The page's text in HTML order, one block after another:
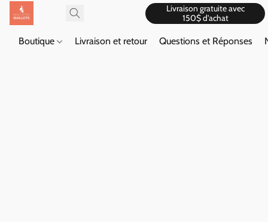
Livraison gratuite avec
150$ d'achat
Boutique Livraison et retour Questions et Réponses